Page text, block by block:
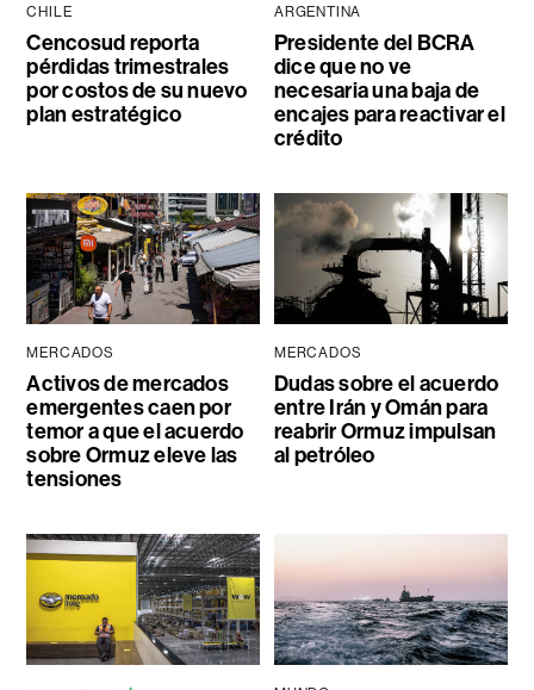
CHILE
Cencosud reporta
pérdidas trimestrales
por costos de su nuevo
plan estratégico
ARGENTINA
Presidente del BCRA
dice que no ve
necesaria una baja de
encajes para reactivar el
crédito
MERCADOS
Activos de mercados
emergentes caen por
temor a que el acuerdo
sobre Ormuz eleve las
tensiones
MERCADOS
Dudas sobre el acuerdo
entre Irán y Omán para
reabrir Ormuz impulsan
al petróleo